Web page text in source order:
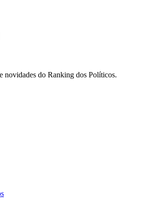
novidades do Ranking dos Políticos.